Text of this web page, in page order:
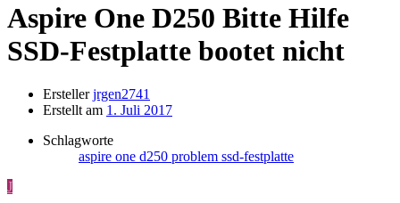
Aspire One D250 Bitte Hilfe
SSD-Festplatte bootet nicht
Ersteller jrgen2741
Erstellt am 1. Juli 2017
Schlagworte
aspire one d250 problem ssd-festplatte
J